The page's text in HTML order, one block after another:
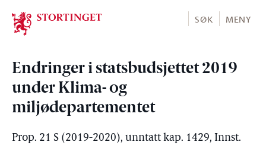
Stortinget.no
SØK MENY
Endringer i statsbudsjettet 2019
under Klima- og
miljødepartementet
Prop. 21 S (2019-2020), unntatt kap. 1429, Innst.